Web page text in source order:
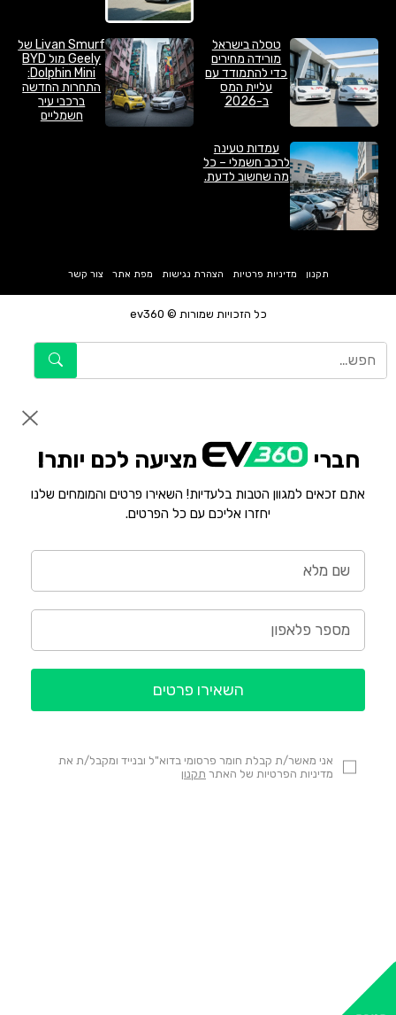
טסלה בישראל
מורידה מחירים
כדי להתמודד עם
עליית המס
ב-2026
Livan Smurf של
Geely מול BYD
Dolphin Mini:
התחרות החדשה
ברכבי עיר
חשמליים
עמדות טעינה
לרכב חשמלי – כל
מה שחשוב לדעת.
כל הזכויות שמורות © ev360
תקנון מדיניות פרטיות הצהרת נגישות מפת אתר צור קשר
חברי מציעה לכם יותר!
אתם זכאים למגוון הטבות בלעדיות! השאירו פרטים והמומחים שלנו
יחזרו אליכם עם כל הפרטים.
אני מאשר/ת קבלת חומר פרסומי בדוא"ל ובנייד ומקבל/ת את
מדיניות הפרטיות של האתר תקנון
השאירו פרטים